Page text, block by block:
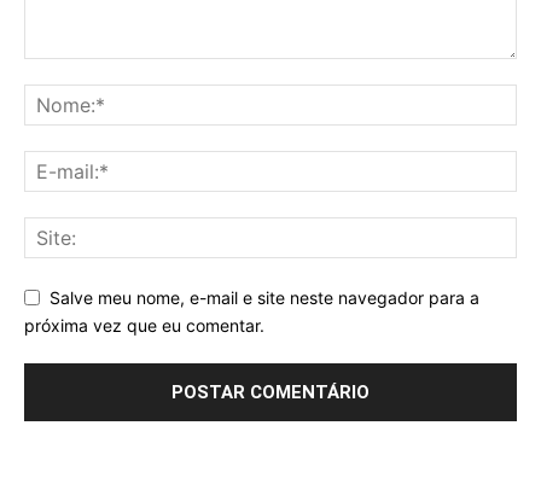
Salve meu nome, e-mail e site neste navegador para a
próxima vez que eu comentar.